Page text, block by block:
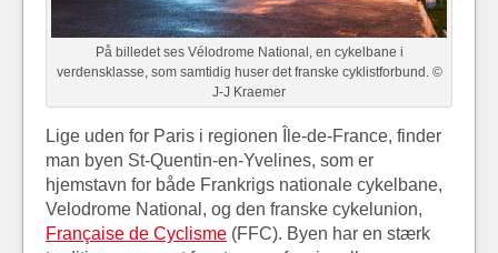
På billedet ses Vélodrome National, en cykelbane i
verdensklasse, som samtidig huser det franske cyklistforbund. ©
J-J Kraemer
Lige uden for Paris i regionen Île-de-France, finder
man byen St-Quentin-en-Yvelines, som er
hjemstavn for både Frankrigs nationale cykelbane,
Velodrome National, og den franske cykelunion,
Française de Cyclisme (FFC). Byen har en stærk